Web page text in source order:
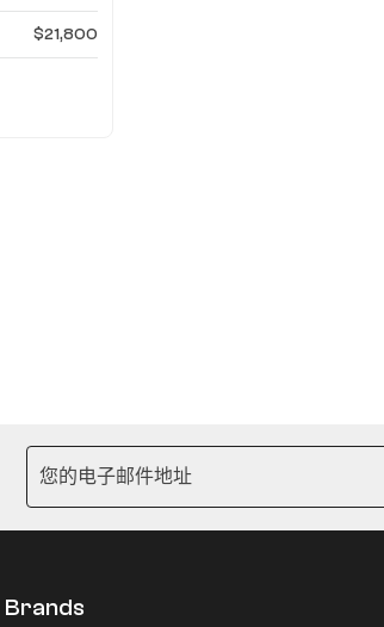
$21,800
Brands